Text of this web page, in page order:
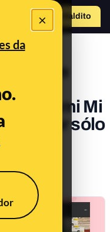
×
da
Hazte Maldito
que
está
Xiaomi Mi
"por sólo